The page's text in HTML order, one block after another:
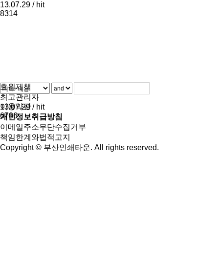
13.07.29 / hit
8314
효원제책
최고관리자
13.07.29 / hit
6786
이용약관
개인정보취급방침
이메일주소무단수집거부
책임한계와법적고지
Copyright © 부산인쇄타운. All rights reserved.